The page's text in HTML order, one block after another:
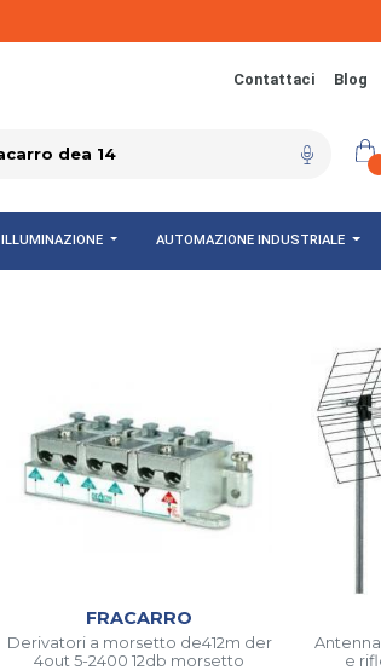
Contattaci Blog
ILLUMINAZIONE AUTOMAZIONE INDUSTRIALE
FRACARRO
Derivatori a morsetto de412m der
4out 5-2400 12db morsetto
e